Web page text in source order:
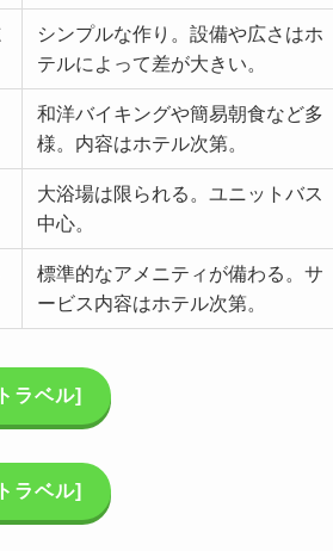
シンプルな作り。設備や広さはホ
テルによって差が大きい。
和洋バイキングや簡易朝食など多
様。内容はホテル次第。
大浴場は限られる。ユニットバス
中心。
標準的なアメニティが備わる。サ
ービス内容はホテル次第。
ラベル]
ラベル]